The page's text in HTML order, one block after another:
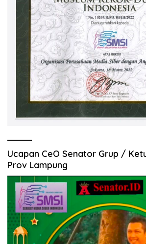
Ucapan CeO Senator Grup /
Prov Lampung